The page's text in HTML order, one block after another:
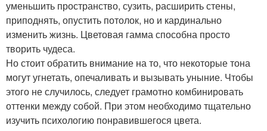
уменьшить пространство, сузить, расширить стены,
приподнять, опустить потолок, но и кардинально
изменить жизнь. Цветовая гамма способна просто
творить чудеса.
Но стоит обратить внимание на то, что некоторые тона
могут угнетать, опечаливать и вызывать уныние. Чтобы
этого не случилось, следует грамотно комбинировать
оттенки между собой. При этом необходимо тщательно
изучить психологию понравившегося цвета.